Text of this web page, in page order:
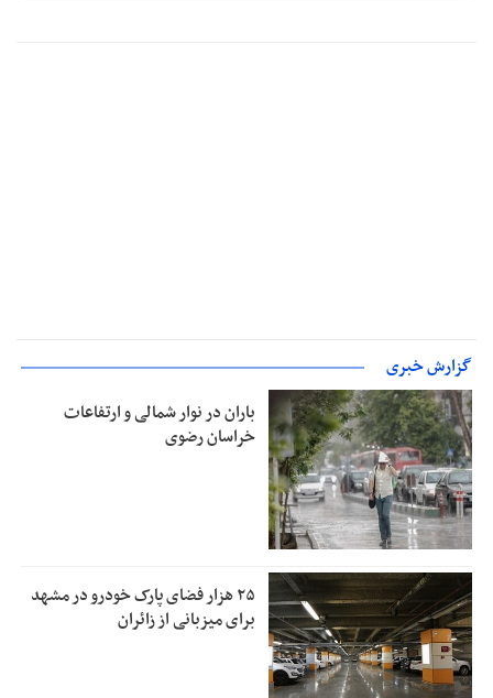
گزارش خبری
باران در نوار شمالی و ارتفاعات
خراسان رضوی
۲۵ هزار فضای پارک خودرو در مشهد
برای میزبانی از زائران